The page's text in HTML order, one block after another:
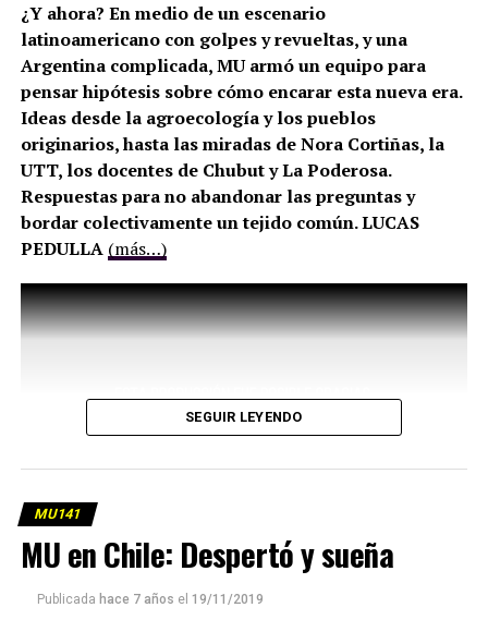
¿Y ahora? En medio de un escenario
latinoamericano con golpes y revueltas, y una
Argentina complicada, MU armó un equipo para
pensar hipótesis sobre cómo encarar esta nueva era.
Ideas desde la agroecología y los pueblos
originarios, hasta las miradas de Nora Cortiñas, la
UTT, los docentes de Chubut y La Poderosa.
Respuestas para no abandonar las preguntas y
bordar colectivamente un tejido común. LUCAS
PEDULLA (más…)
SEGUIR LEYENDO
MU141
MU en Chile: Despertó y sueña
Publicada hace 7 años el 19/11/2019